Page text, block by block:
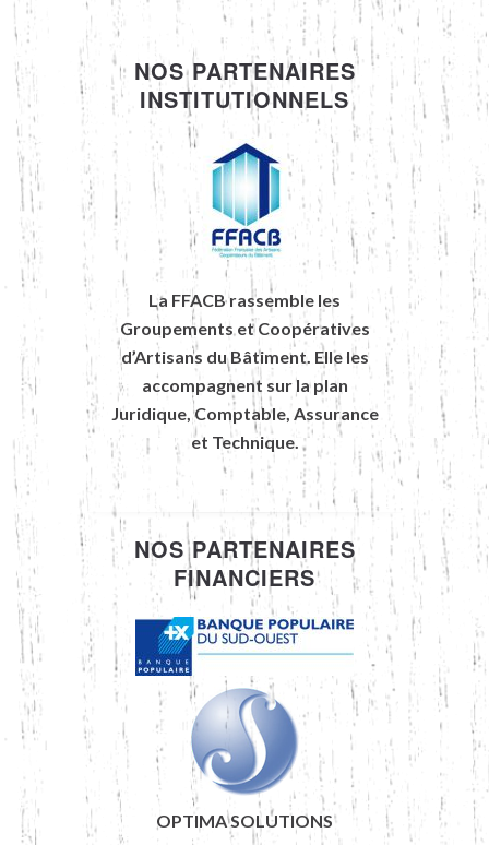
NOS PARTENAIRES
INSTITUTIONNELS
La FFACB rassemble les
Groupements et Coopératives
d’Artisans du Bâtiment. Elle les
accompagnent sur la plan
Juridique, Comptable, Assurance
et Technique.
NOS PARTENAIRES
FINANCIERS
OPTIMA SOLUTIONS